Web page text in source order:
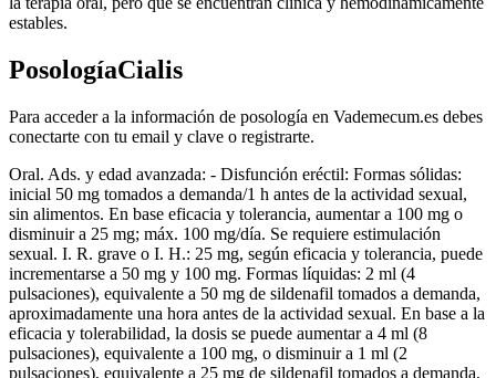
estables.
PosologíaCialis
Para acceder a la información de posología en Vademecum.es debes
conectarte con tu email y clave o registrarte.
Oral. Ads. y edad avanzada: - Disfunción eréctil: Formas sólidas:
inicial 50 mg tomados a demanda/1 h antes de la actividad sexual,
sin alimentos. En base eficacia y tolerancia, aumentar a 100 mg o
disminuir a 25 mg; máx. 100 mg/día. Se requiere estimulación
sexual. I. R. grave o I. H.: 25 mg, según eficacia y tolerancia, puede
incrementarse a 50 mg y 100 mg. Formas líquidas: 2 ml (4
pulsaciones), equivalente a 50 mg de sildenafil tomados a demanda,
aproximadamente una hora antes de la actividad sexual. En base a la
eficacia y tolerabilidad, la dosis se puede aumentar a 4 ml (8
pulsaciones), equivalente a 100 mg, o disminuir a 1 ml (2
pulsaciones), equivalente a 25 mg de sildenafil tomados a demanda,